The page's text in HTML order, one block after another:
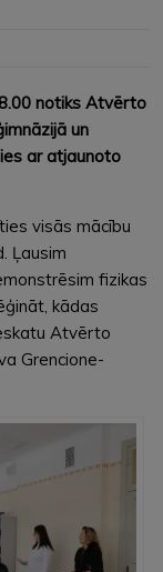
notiks Atvērto
un
ar atjaunoto
visās mācību
Ļausim
fizikas
kādas
Atvērto
Grencione-